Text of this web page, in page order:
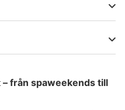
från spaweekends till